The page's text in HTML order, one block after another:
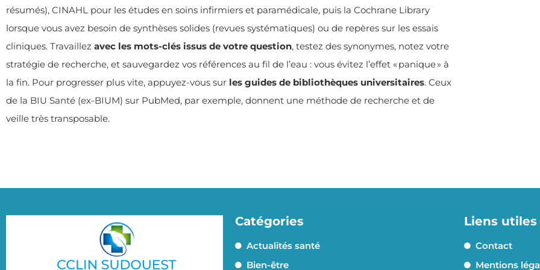
résumés), CINAHL pour les études en soins infirmiers et paramédicale, puis la Cochrane Library
lorsque vous avez besoin de synthèses solides (revues systématiques) ou de repères sur les essais
cliniques. Travaillez avec les mots-clés issus de votre question, testez des synonymes, notez votre
stratégie de recherche, et sauvegardez vos références au fil de l’eau : vous évitez l’effet « panique » à
la fin. Pour progresser plus vite, appuyez-vous sur les guides de bibliothèques universitaires. Ceux
de la BIU Santé (ex-BIUM) sur PubMed, par exemple, donnent une méthode de recherche et de
veille très transposable.
Catégories
Actualités santé
Bien-être
Liens utiles
Contact
Mentions